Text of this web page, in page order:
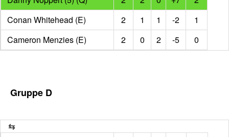
Conan Whitehead (E)
2 1 1 -2
1
Cameron Menzies (E)
2 0 2 -5 0
Gruppe D